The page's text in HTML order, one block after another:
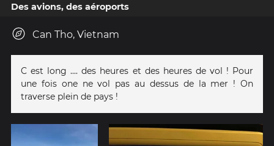
Des avions, des aéroports
Can Tho, Vietnam
C est long .... des heures et des heures de vol ! Pour
une fois one ne vol pas au dessus de la mer ! On
traverse plein de pays !